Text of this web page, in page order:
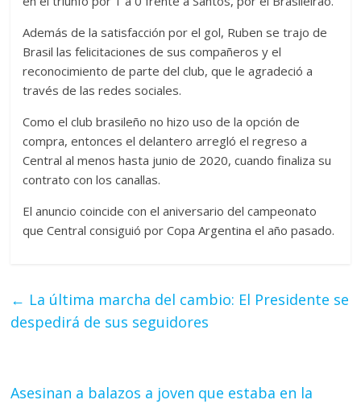
Además de la satisfacción por el gol, Ruben se trajo de
Brasil las felicitaciones de sus compañeros y el
reconocimiento de parte del club, que le agradeció a
través de las redes sociales.
Como el club brasileño no hizo uso de la opción de
compra, entonces el delantero arregló el regreso a
Central al menos hasta junio de 2020, cuando finaliza su
contrato con los canallas.
El anuncio coincide con el aniversario del campeonato
que Central consiguió por Copa Argentina el año pasado.
← La última marcha del cambio: El Presidente se
despedirá de sus seguidores
Asesinan a balazos a joven que estaba en la